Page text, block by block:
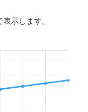
示します。